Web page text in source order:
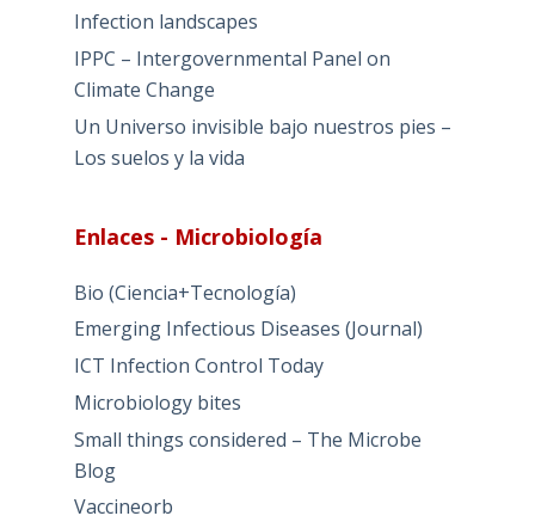
Infection landscapes
IPPC – Intergovernmental Panel on
Climate Change
Un Universo invisible bajo nuestros pies –
Los suelos y la vida
Enlaces - Microbiología
Bio (Ciencia+Tecnología)
Emerging Infectious Diseases (Journal)
ICT Infection Control Today
Microbiology bites
Small things considered – The Microbe
Blog
Vaccineorb